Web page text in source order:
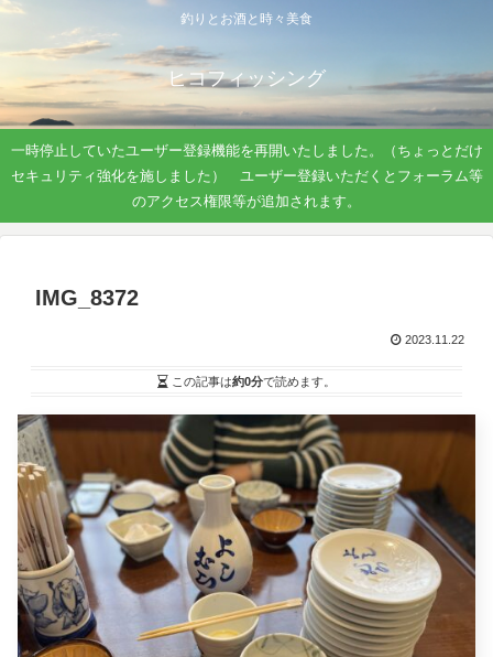
釣りとお酒と時々美食
ヒコフィッシング
一時停止していたユーザー登録機能を再開いたしました。（ちょっとだけ
セキュリティ強化を施しました） ユーザー登録いただくとフォーラム等
のアクセス権限等が追加されます。
IMG_8372
2023.11.22
この記事は約0分で読めます。